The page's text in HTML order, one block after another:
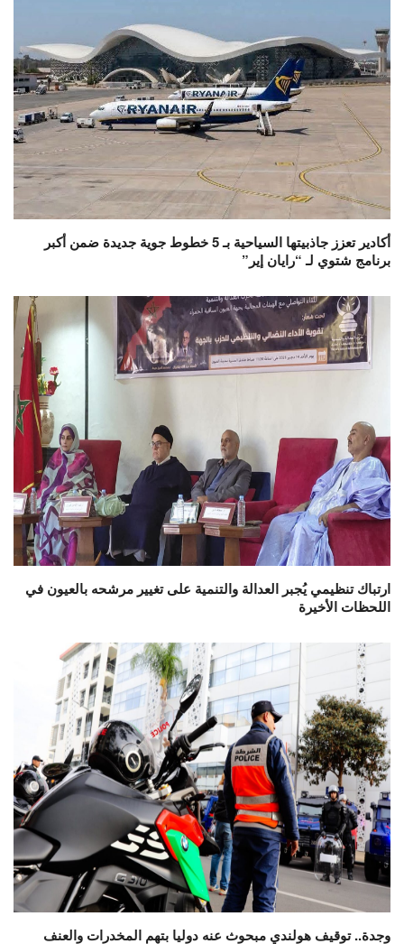
أكادير تعزز جاذبيتها السياحية بـ 5 خطوط جوية جديدة ضمن أكبر
برنامج شتوي لـ “رايان إير”
ارتباك تنظيمي يُجبر العدالة والتنمية على تغيير مرشحه بالعيون في
اللحظات الأخيرة
وجدة.. توقيف هولندي مبحوث عنه دوليا بتهم المخدرات والعنف